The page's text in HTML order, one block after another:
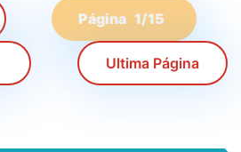
Página 1/15
Ultima Página